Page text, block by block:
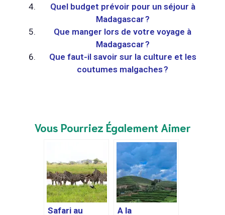
Quel budget prévoir pour un séjour à
Madagascar ?
Que manger lors de votre voyage à
Madagascar ?
Que faut-il savoir sur la culture et les
coutumes malgaches ?
Vous Pourriez Également Aimer
Safari au
A la